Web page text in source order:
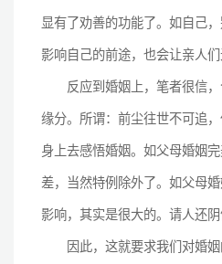
显有了劝善的功能了。如自己
影响自己的前途，也会让亲人们
反应到婚姻上，笔者很信，
缘分。所谓：前尘往世不可追
身上去感悟婚姻。如父母婚姻
差，当然特例除外了。如父母
影响，其实是很大的。请人还阴
因此，这就要求我们对婚姻